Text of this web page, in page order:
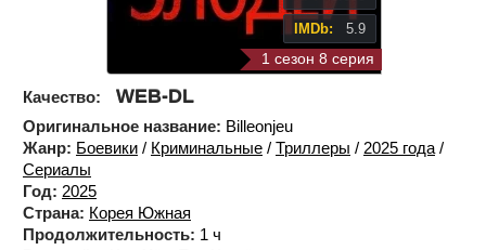
1 сезон 8 серия
IMDb: 5.9
Качество: WEB-DL
Оригинальное название: Billeonjeu
Жанр: Боевики / Криминальные / Триллеры / 2025 года /
Сериалы
Год: 2025
Страна: Корея Южная
Продолжительность: 1 ч